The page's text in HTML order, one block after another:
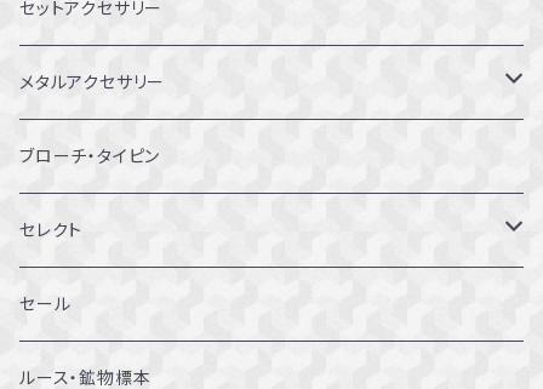
8～8.5号
9～9.5号
10～10.5号
11～11.5号
12～12.5号
13～13.5号
セットアクセサリー
メタルアクセサリー
ピアス
リング
ブローチ・タイピン
セレクト
ブレスレット
セール
ルース・鉱物標本